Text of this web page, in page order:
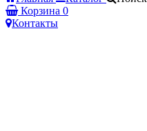
Корзина 0
Контакты